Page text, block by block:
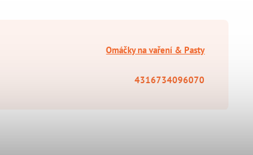
Omáčky na vaření & Pasty
4316734096070